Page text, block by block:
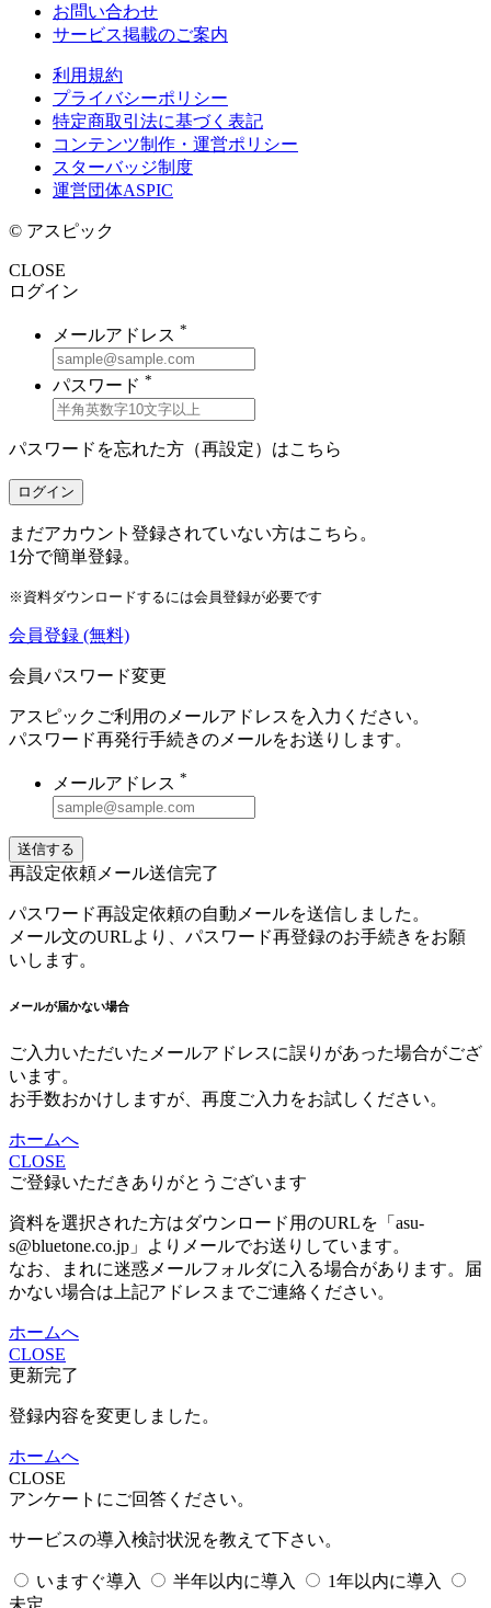
お問い合わせ
サービス掲載のご案内
利用規約
プライバシーポリシー
特定商取引法に基づく表記
コンテンツ制作・運営ポリシー
スターバッジ制度
運営団体ASPIC
© アスピック
CLOSE
ログイン
メールアドレス *
パスワード *
パスワードを忘れた方（再設定）はこちら
ログイン
まだアカウント登録されていない方はこちら。
1分で簡単登録。
※資料ダウンロードするには会員登録が必要です
会員登録 (無料)
会員パスワード変更
アスピックご利用のメールアドレスを入力ください。
パスワード再発行手続きのメールをお送りします。
メールアドレス *
送信する
再設定依頼メール送信完了
パスワード再設定依頼の自動メールを送信しました。
メール文のURLより、パスワード再登録のお手続きをお願
いします。
メールが届かない場合
ご入力いただいたメールアドレスに誤りがあった場合がござ
います。
お手数おかけしますが、再度ご入力をお試しください。
ホームへ
CLOSE
ご登録いただきありがとうございます
資料を選択された方はダウンロード用のURLを「asu-
s@bluetone.co.jp」よりメールでお送りしています。
なお、まれに迷惑メールフォルダに入る場合があります。届
かない場合は上記アドレスまでご連絡ください。
ホームへ
CLOSE
更新完了
登録内容を変更しました。
ホームへ
CLOSE
アンケートにご回答ください。
サービスの導入検討状況を教えて下さい。
いますぐ導入 半年以内に導入
1年以内に導入
未定